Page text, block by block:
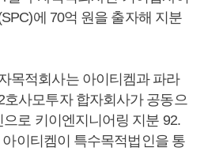
에 70억 원을 출자해 지분
목적회사는 아이티켐과 파라
사모투자 합자회사가 공동으
로 키이엔지니어링 지분 92.
이티켐이 특수목적법인을 통